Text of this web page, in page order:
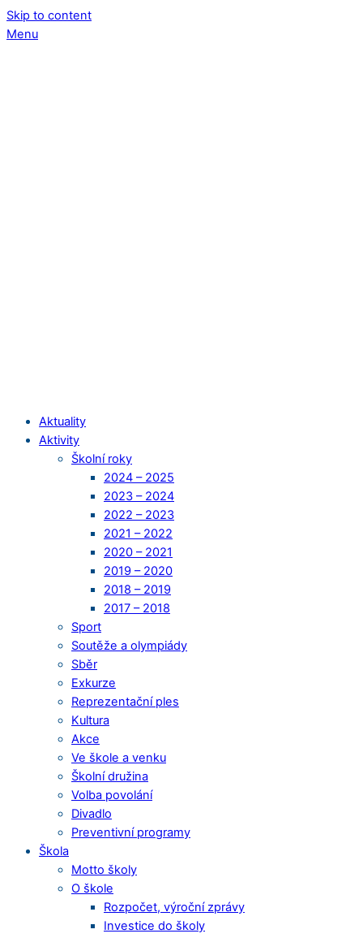
Skip to content
Menu
Aktuality
Aktivity
Školní roky
2024 – 2025
2023 – 2024
2022 – 2023
2021 – 2022
2020 – 2021
2019 – 2020
2018 – 2019
2017 – 2018
Sport
Soutěže a olympiády
Sběr
Exkurze
Reprezentační ples
Kultura
Akce
Ve škole a venku
Školní družina
Volba povolání
Divadlo
Preventivní programy
Škola
Motto školy
O škole
Rozpočet, výroční zprávy
Investice do školy